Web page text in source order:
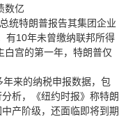
数亿
特朗普报告其集团企业
有10年未曾缴纳联邦所得
宫的第一年，特朗普仅
来的纳税申报数据，包
析，《纽约时报》称特朗
产阶级，还面临即将到期